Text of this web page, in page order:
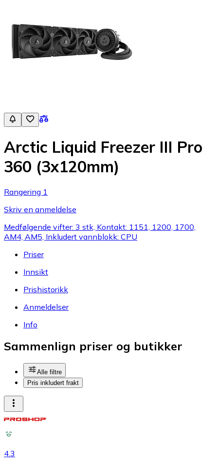
Arctic Liquid Freezer III Pro
360 (3x120mm)
Rangering 1
Skriv en anmeldelse
Medfølgende vifter: 3 stk, Kontakt: 1151, 1200, 1700,
AM4, AM5, Inkludert vannblokk: CPU
Priser
Innsikt
Prishistorikk
Anmeldelser
Info
Sammenlign priser og butikker
Alle filtre
Pris inkludert frakt
4.3